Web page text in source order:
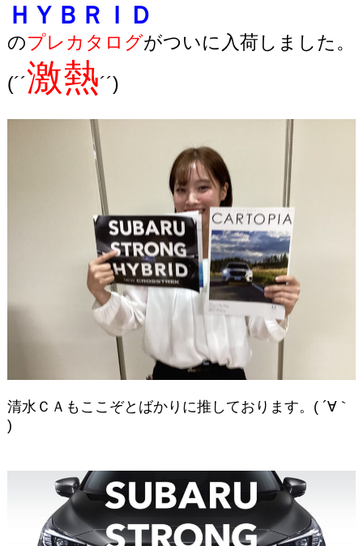
ＨＹＢＲＩＤ
のプレカタログがついに入荷しました。
(´´激熱´´)
清水ＣＡもここぞとばかりに推しております。( ´∀｀
)